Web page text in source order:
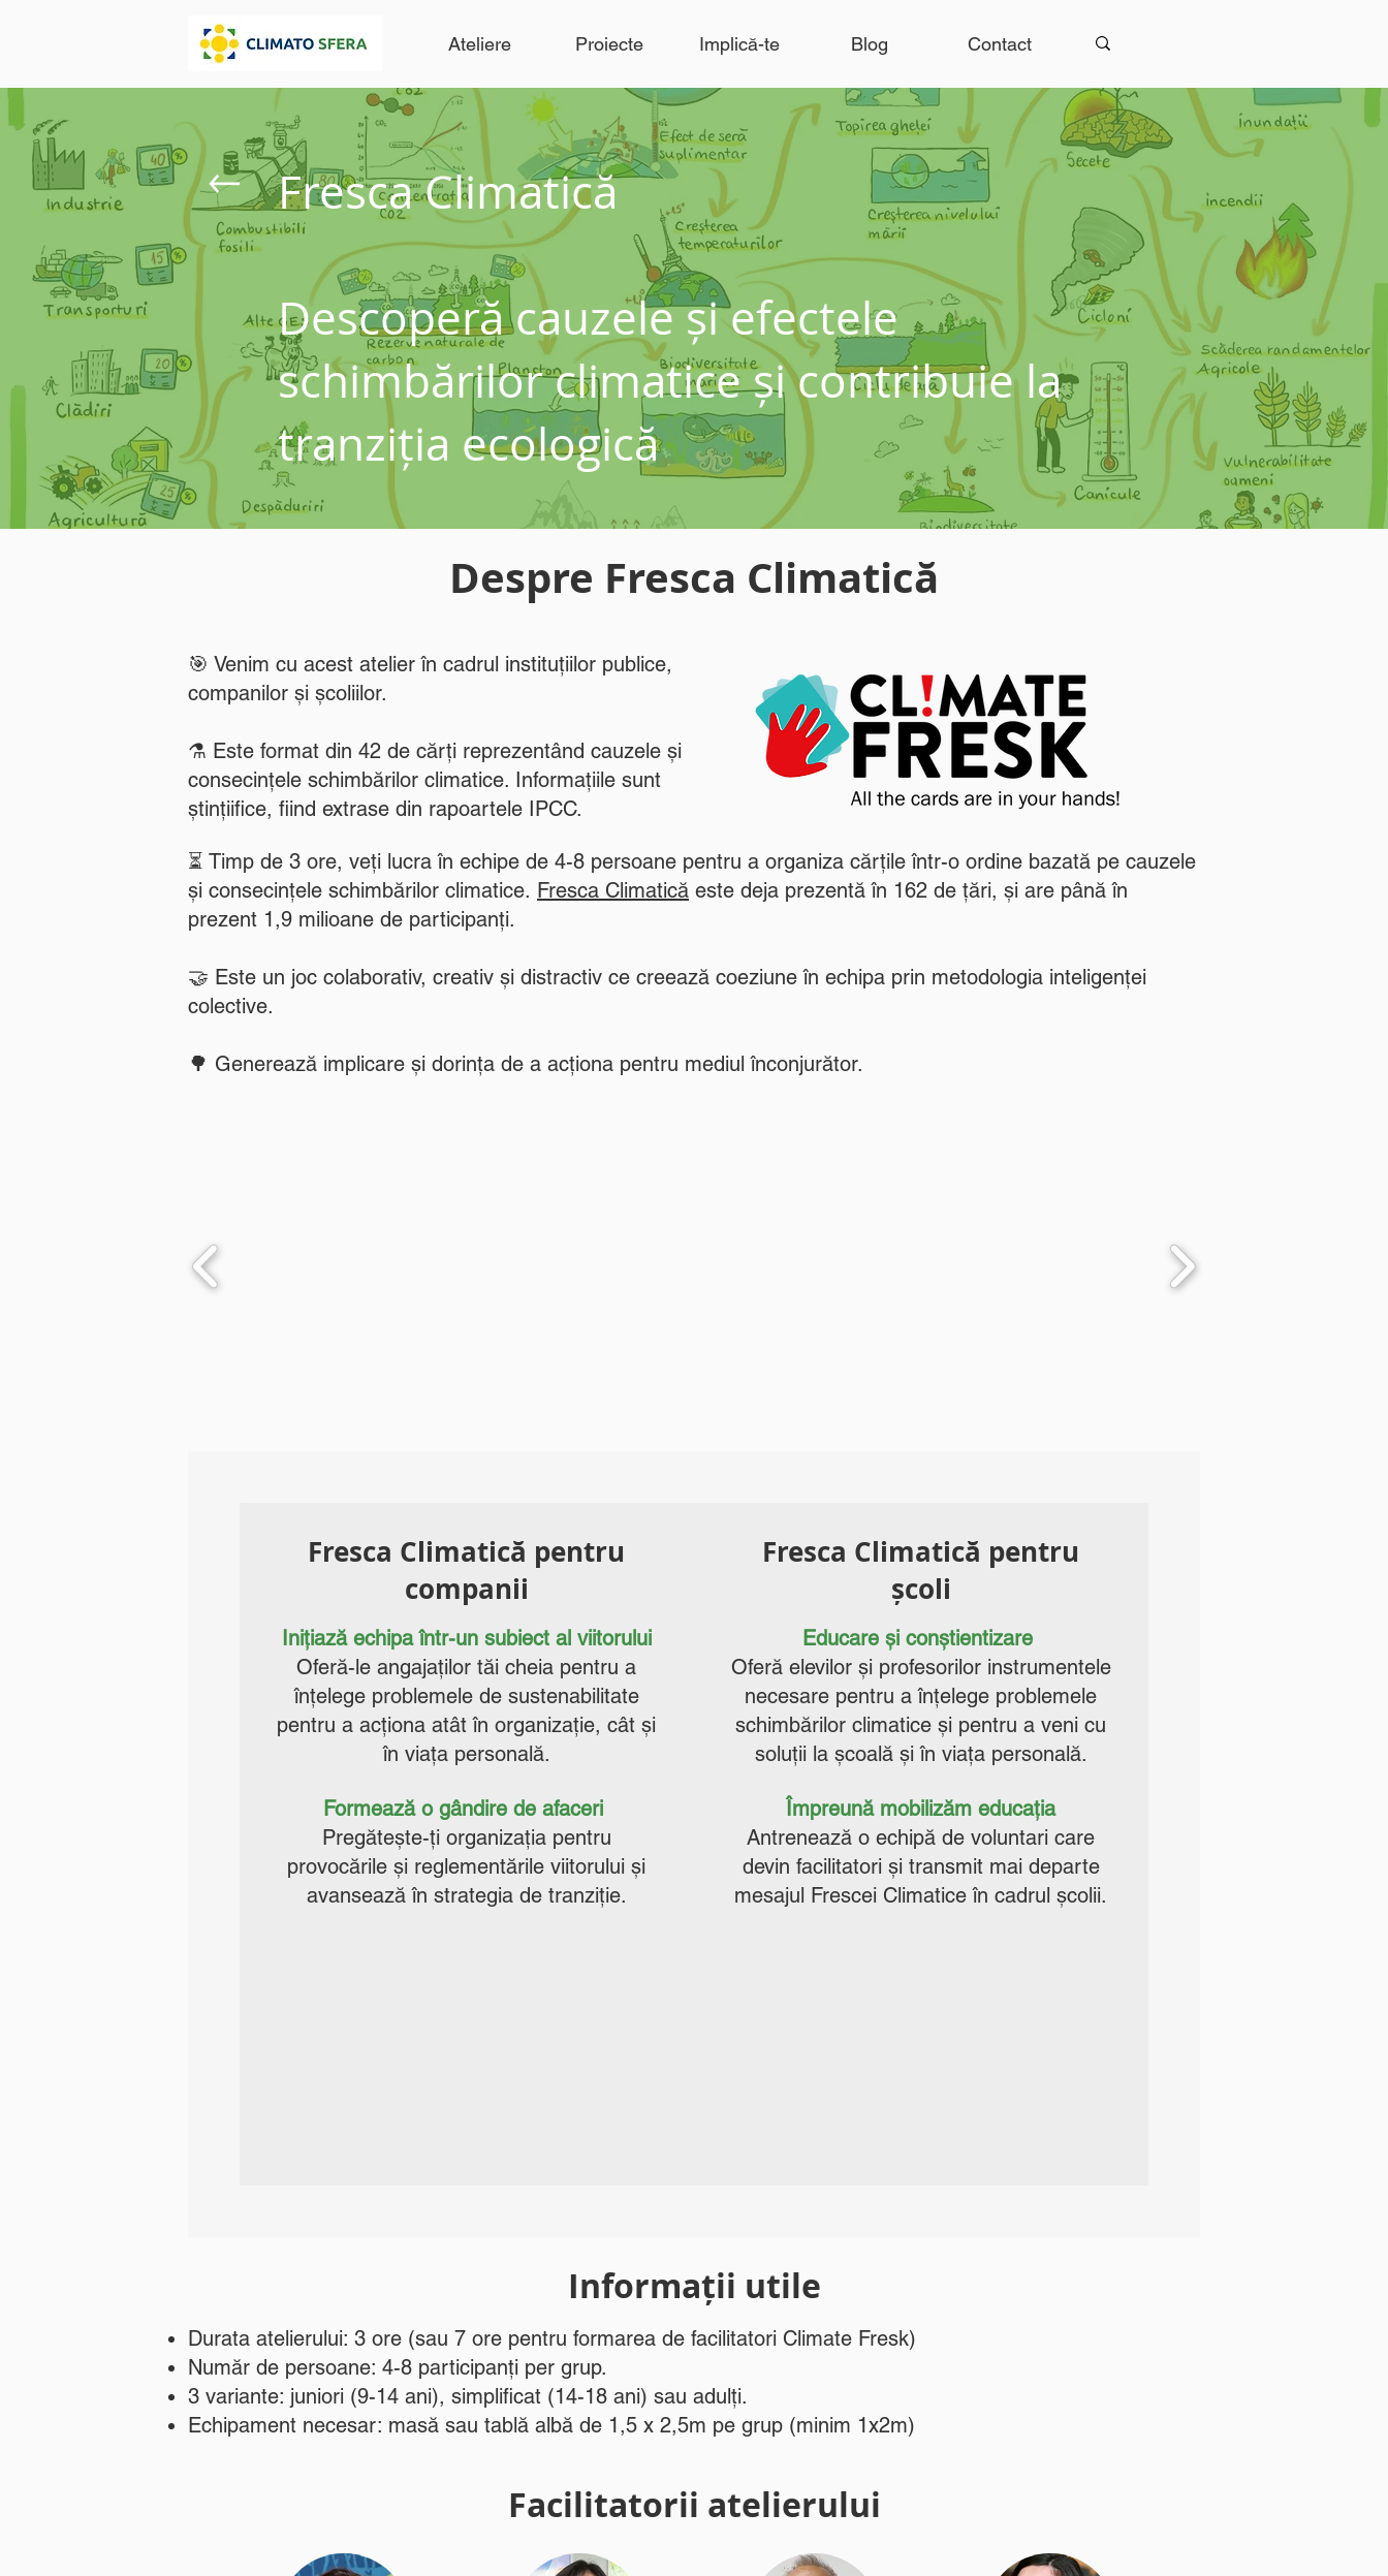
Ateliere Proiecte Implică-te Blog Contact
Fresca Climatică
Descoperă cauzele și efectele
schimbărilor climatice și contribuie la
tranziția ecologică
Despre Fresca Climatică
🎯 Venim cu acest atelier în cadrul instituțiilor publice,
companilor și școliilor.
⚗️ Este format din 42 de cărți reprezentând cauzele și
consecințele schimbărilor climatice. Informațiile sunt
ștințiifice, fiind extrase din rapoartele IPCC.
⏳ Timp de 3 ore, veți lucra în echipe de 4-8 persoane pentru a organiza cărțile într-o ordine bazată pe cauzele
și consecințele schimbărilor climatice. Fresca Climatică este deja prezentă în 162 de țări, și are până în
prezent 1,9 milioane de participanți.
🤝 Este un joc colaborativ, creativ și distractiv ce creează coeziune în echipa prin metodologia inteligenței
colective.
🌳 Generează implicare și dorința de a acționa pentru mediul înconjurător.
Fresca Climatică pentru
companii
​​Inițiază echipa într-un subiect al viitorului
Oferă-le angajaților tăi cheia pentru a
înțelege problemele de sustenabilitate
pentru a acționa atât în organizație, cât și
în viața personală.
Formează o gândire de afaceri
Pregătește-ți organizația pentru
provocările și reglementările viitorului și
avansează în strategia de tranziție.
Fresca Climatică pentru
școli
Educare și conștientizare
Oferă elevilor și profesorilor instrumentele
necesare pentru a înțelege problemele
schimbărilor climatice și pentru a veni cu
soluții la școală și în viața personală.
Împreună mobilizăm educația
Antrenează o echipă de voluntari care
devin facilitatori și transmit mai departe
mesajul Frescei Climatice în cadrul școlii.
Informații utile
Durata atelierului: 3 ore (sau 7 ore pentru formarea de facilitatori Climate Fresk)
Număr de persoane: 4-8 participanți per grup.
3 variante: juniori (9-14 ani), simplificat (14-18 ani) sau adulți.
Echipament necesar: masă sau tablă albă de 1,5 x 2,5m pe grup (minim 1x2m)​
Facilitatorii atelierului